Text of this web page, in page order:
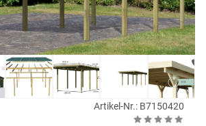
Artikel-Nr.: B7150420